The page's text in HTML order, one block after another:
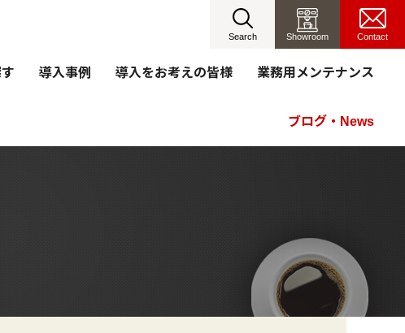
Showroom Contact
導入事例 導入をお考えの皆様 業務用メンテナンス
ブログ・News